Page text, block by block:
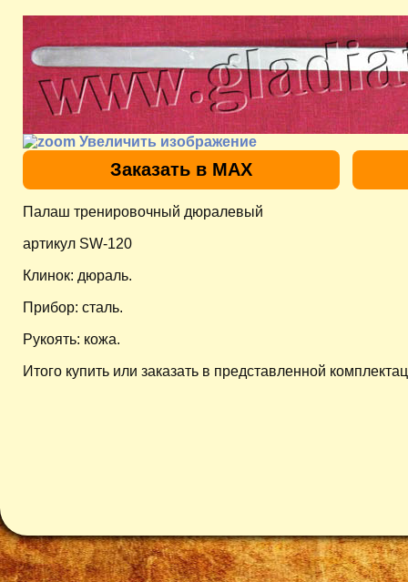
Увеличить изображение
Заказать в MAX
Палаш тренировочный дюралевый
артикул SW-120
Клинок: дюраль.
Прибор: сталь.
Рукоять: кожа.
Итого купить или заказать в представленной